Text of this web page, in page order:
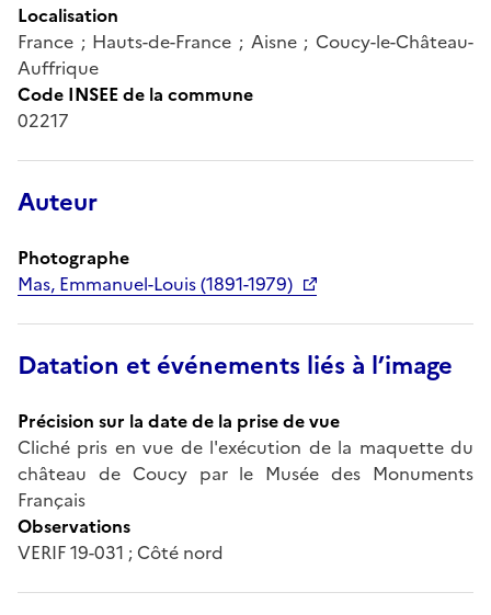
Localisation
France ; Hauts-de-France ; Aisne ; Coucy-le-Château-
Auffrique
Code INSEE de la commune
02217
Auteur
Photographe
Mas, Emmanuel-Louis (1891-1979)
Datation et événements liés à l’image
Précision sur la date de la prise de vue
Cliché pris en vue de l'exécution de la maquette du
château de Coucy par le Musée des Monuments
Français
Observations
VERIF 19-031 ; Côté nord